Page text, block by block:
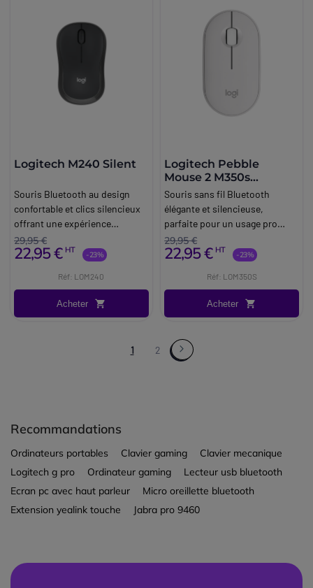
Logitech M240 Silent
Souris Bluetooth au design
confortable et clics silencieux
offrant une expérience
utilisateur fluide et
ininterrompue.
29,95 €
22,95 € HT -23%
Réf: LOM240
Acheter
Logitech Pebble
Mouse 2 M350s
(blanche)
Souris sans fil Bluetooth
élégante et silencieuse,
parfaite pour un usage pro
sans interruptions !
29,95 €
22,95 € HT -23%
Réf: LOM350S
Acheter
1 2
Recommandations
Ordinateurs portables Clavier gaming
Clavier mecanique
Logitech g pro
Ordinateur gaming
Lecteur usb bluetooth
Ecran pc avec haut parleur
Micro oreillette bluetooth
Extension yealink touche
Jabra pro 9460